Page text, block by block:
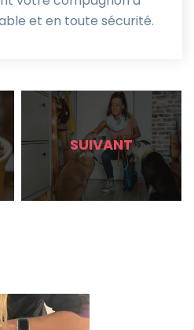
et en toute sécurité.
SUIVANT